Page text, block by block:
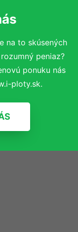
na to skúsených
peniaz?
ponuku nás
ploty.sk.